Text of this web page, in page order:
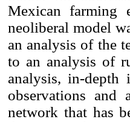
Mexican farming
neoliberal model
an analysis of the
to an analysis of
analysis, in-
observations and
network that has